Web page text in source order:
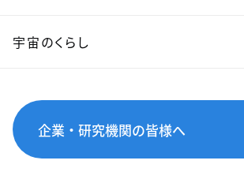
宇宙のくらし
企業・研究機関の皆様へ